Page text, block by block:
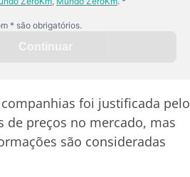
foi justificada pelo
de preços no mercado, mas
são consideradas